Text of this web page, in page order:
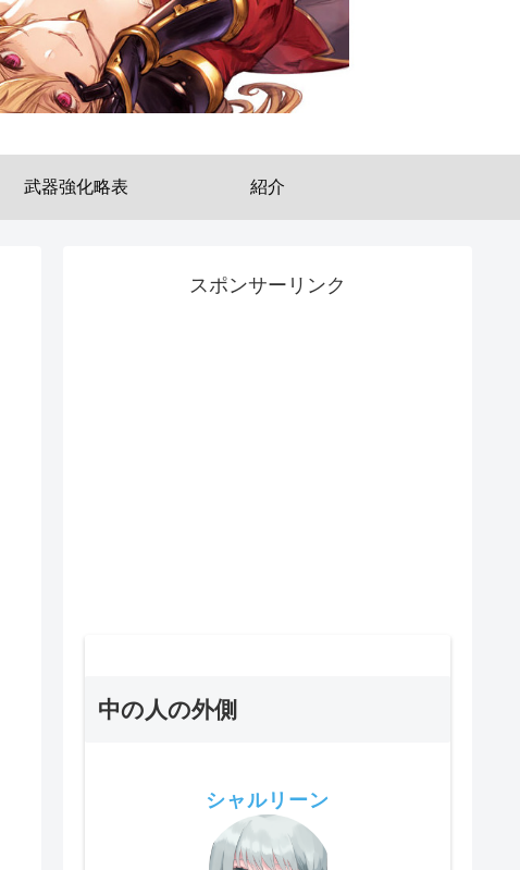
武器強化略表 紹介
スポンサーリンク
中の人の外側
シャルリーン